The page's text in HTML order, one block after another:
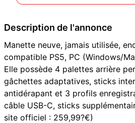
Description de l'annonce
Manette neuve, jamais utilisée,
compatible PS5, PC (Windows/
Elle possède 4 palettes arrière
gâchettes adaptatives, sticks
antidérapant et 3 profils
câble USB-C, sticks
site officiel : 259,99?€)